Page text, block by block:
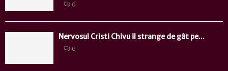
0
Nervosul Cristi Chivu il strange de gât pe...
0